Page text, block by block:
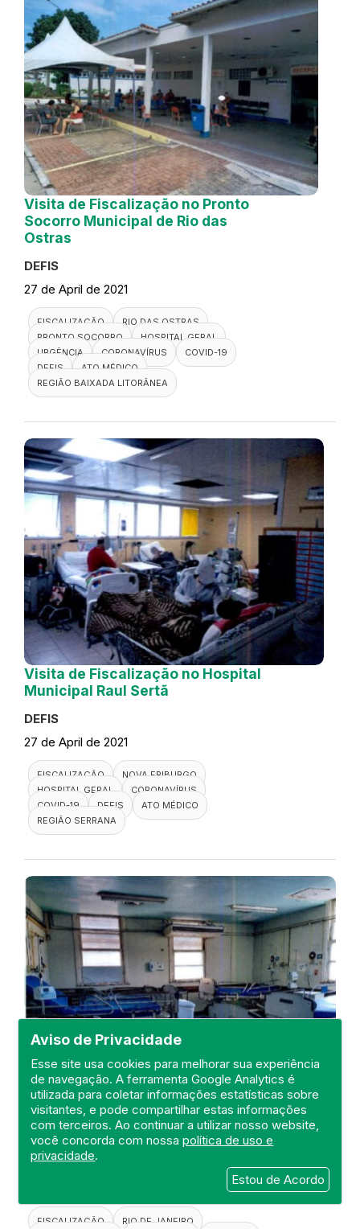
Aviso de Privacidade
Esse site usa cookies para melhorar sua experiência
de navegação. A ferramenta Google Analytics é
utilizada para coletar informações estatísticas sobre
visitantes, e pode compartilhar estas informações
com terceiros. Ao continuar a utilizar nosso website,
você concorda com nossapolítica de uso e
privacidade.
Estou de Acordo
Visita de Fiscalização no Pronto
Socorro Municipal de Rio das
Ostras
DEFIS
27 de April de 2021
FISCALIZAÇÃO
RIO DAS OSTRAS
PRONTO SOCORRO
HOSPITAL GERAL
URGÊNCIA
CORONAVÍRUS
COVID-19
DEFIS
ATO MÉDICO
REGIÃO BAIXADA LITORÂNEA
Visita de Fiscalização no Hospital
Municipal Raul Sertã
DEFIS
27 de April de 2021
FISCALIZAÇÃO
NOVA FRIBURGO
HOSPITAL GERAL
CORONAVÍRUS
COVID-19
DEFIS
ATO MÉDICO
REGIÃO SERRANA
Visita de Fiscalização no Hospital
Estadual Carlos Chagas
DEFIS
FISCALIZAÇÃO RIO DE JANEIRO